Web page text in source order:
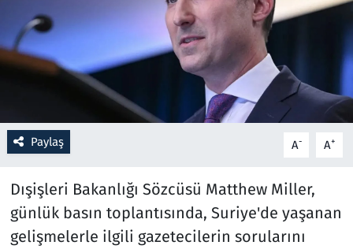
Paylaş A- A+
Dışişleri Bakanlığı Sözcüsü Matthew Miller,
günlük basın toplantısında, Suriye'de yaşanan
gelişmelerle ilgili gazetecilerin sorularını
Rüya Tabirleri
Sağlık
Savunma Sanayi
Seçim 2023
Spor
Teknoloji ve Bilim